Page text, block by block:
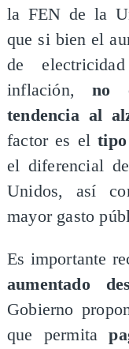
la FEN de la
que si bien el
de
inflación,no
tendencia al
factor es el
el diferencial
Unidos, así
mayor gasto
​Es importante
aumentado
Gobierno
que permita